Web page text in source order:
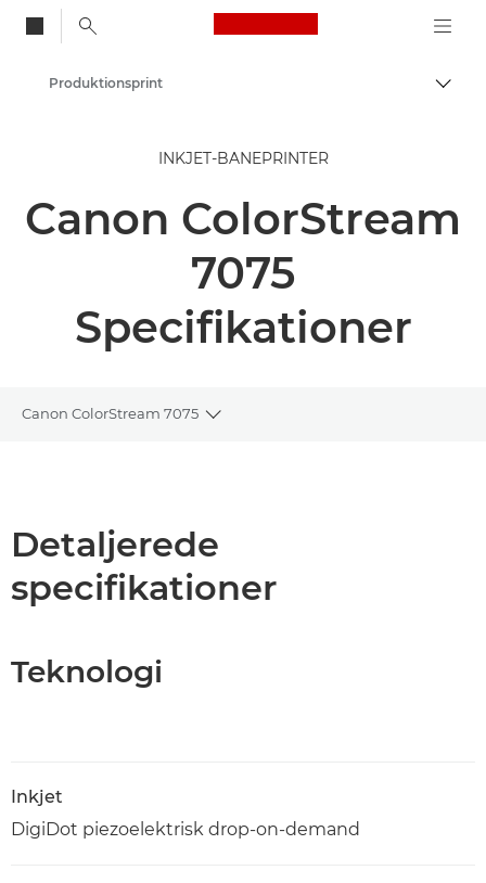
Canon Logo, back
Skift
Løsninger og services
Erhvervsprodukter
Produktionsprint
INKJET-BANEPRINTER
Canon ColorStream
7075
Specifikationer
Canon ColorStream 7075
Toggle breadcrumbs
PDF-download
Detaljerede
specifikationer
Teknologi
Inkjet
DigiDot piezoelektrisk drop-on-demand